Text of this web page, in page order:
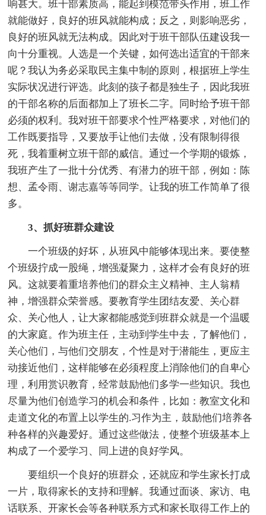
响甚大。班干部素质高，能起到模范带头作用，班工作
就能做好，良好的班风就能构成；反之，则影响恶劣，
良好的班风就无法构成。因此对于班干部队伍建设我一
向十分重视。人选是一个关键，如何选出适宜的干部来
呢？我认为务必采取民主集中制的原则，根据班上学生
实际状况进行评选。此刻的孩子都是独生子，因此我班
的干部名称的后面都加上了班长二字。同时给予班干部
必须的权利。我对班干部要求个性严格要求，对他们的
工作既要指导，又要放手让他们去做，没有限制得很
死，我着重树立班干部的威信。通过一个学期的锻炼，
我班产生了一批十分优秀、有潜力的班干部，例如：陈
想、孟令雨、谢志嘉等等同学。让我的班工作简单了很
多。
3、抓好班群众建设
一个班级的好坏，从班风中能够体现出来。要使整
个班级拧成一股绳，增强凝聚力，这样才会有良好的班
风。这就要着重培养他们的群众主义精神、主人翁精
神，增强群众荣誉感。要教育学生团结友爱、关心群
众、关心他人，让大家都能感觉到班群众就是一个温暖
的大家庭。作为班主任，主动到学生中去，了解他们，
关心他们，与他们交朋友，个性是对于潜能生，更应主
动接近他们，这样能够在必须程度上消除他们的自卑心
理，利用赏识教育，经常鼓励他们多学一些知识。我也
尽量为他们创造学习的机会和条件，比如：教室文化和
走道文化的布置上以学生的.习作为主，鼓励他们培养各
种各样的兴趣爱好。通过这些做法，使整个班级基本上
构成了一个爱学习、同上进的良好学风。
要组织一个良好的班群众，还就应和学生家长打成
一片，取得家长的支持和理解。我通过面谈、家访、电
话联系、开家长会等各种联系方式和家长取得工作上的